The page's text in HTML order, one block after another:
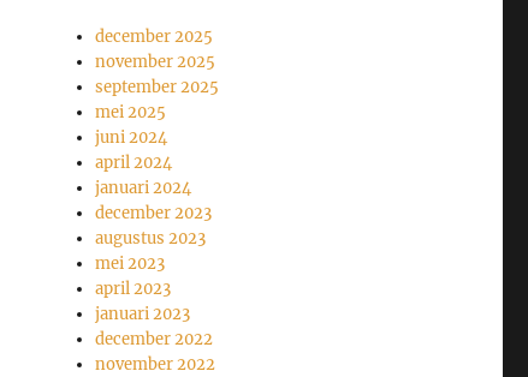
december 2025
november 2025
september 2025
mei 2025
juni 2024
april 2024
januari 2024
december 2023
augustus 2023
mei 2023
april 2023
januari 2023
december 2022
november 2022